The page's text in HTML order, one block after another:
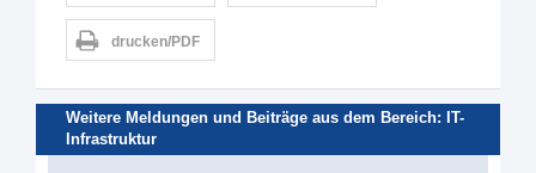
drucken/PDF
Weitere Meldungen und Beiträge aus dem Bereich: IT-
Infrastruktur